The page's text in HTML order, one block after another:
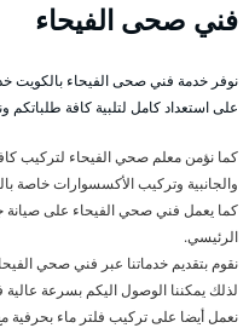
فني صحى الفيحاء
على استعداد كامل لتلبية كافة طلباتكم
كما نؤمن معلم صحي الفيحاء لتركيب
والجانبية وتركيب الأكسسوارات خاصة
كما يعمل فني صحي الفيحاء على صيانة
الرئيسي.
نقوم بتقديم خدماتنا عبر فني صحي
لذلك يمكننا الوصول اليكم بسرعة
نعمل أيضا على تركيب فلتر ماء بحرفية